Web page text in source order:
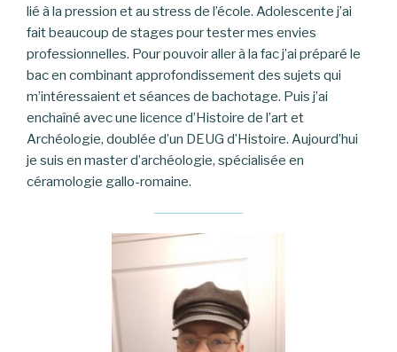
lié à la pression et au stress de l’école. Adolescente j’ai
fait beaucoup de stages pour tester mes envies
professionnelles. Pour pouvoir aller à la fac j’ai préparé le
bac en combinant approfondissement des sujets qui
m’intéressaient et séances de bachotage. Puis j’ai
enchaîné avec une licence d’Histoire de l’art et
Archéologie, doublée d’un DEUG d’Histoire. Aujourd’hui
je suis en master d’archéologie, spécialisée en
céramologie gallo-romaine.